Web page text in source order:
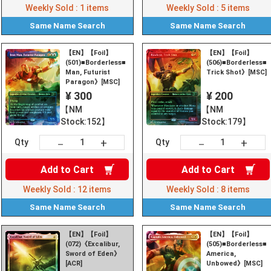
Weekly Sold : 1 items
Same Name Search
Weekly Sold : 5 items
Same Name Search
【EN】【Foil】
(501)■Borderless■《Iron
Man, Futurist
Paragon》[MSC]
¥ 300
【NM
Stock:152】
Qty － +
Add to Cart
Weekly Sold : 12 items
Same Name Search
【EN】【Foil】
(506)■Borderless■
Trick Shot》[MSC]
¥ 200
【NM
Stock:179】
Qty － +
Add to Cart
Weekly Sold : 8 items
Same Name Search
【EN】【Foil】
(072)《Excalibur,
Sword of Eden》
[ACR]
【EN】【Foil】
(505)■Borderless■
America,
Unbowed》[MSC]